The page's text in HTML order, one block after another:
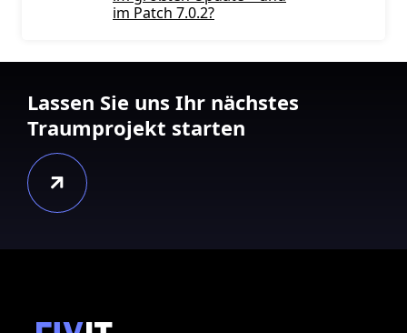
im Patch 7.0.2?
Lassen Sie uns Ihr nächstes
Traumprojekt starten